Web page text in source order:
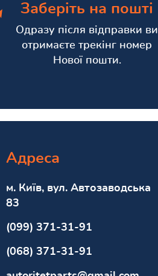
Заберіть на пошті
Одразу після відправки ви
отримаєте трекінг номер
Нової пошти.
Адреса
м. Київ, вул. Автозаводська
83
(099) 371-31-91
(068) 371-31-91